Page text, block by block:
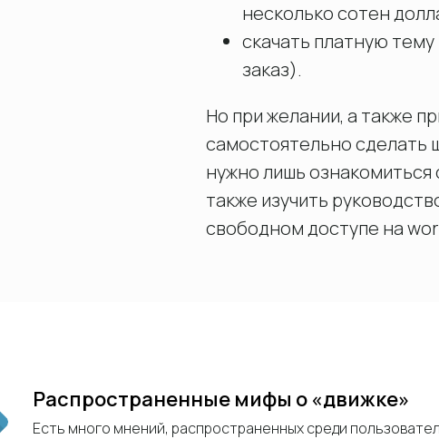
несколько сотен
скачать платную
заказ).
Но при желании, а также
самостоятельно сделать
нужно лишь ознакомиться
также изучить
свободном доступе на
Распространенные мифы о «движке»
Есть много мнений, распространенных среди